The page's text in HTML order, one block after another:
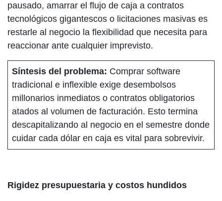
pausado, amarrar el flujo de caja a contratos
tecnológicos gigantescos o licitaciones masivas es
restarle al negocio la flexibilidad que necesita para
reaccionar ante cualquier imprevisto.
Síntesis del problema: Comprar software
tradicional e inflexible exige desembolsos
millonarios inmediatos o contratos obligatorios
atados al volumen de facturación. Esto termina
descapitalizando al negocio en el semestre donde
cuidar cada dólar en caja es vital para sobrevivir.
Rigidez presupuestaria y costos hundidos